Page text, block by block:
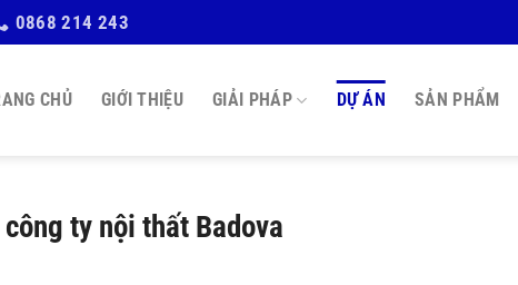
0868 214 243
CHỦ GIỚI THIỆU GIẢI PHÁP DỰ ÁN SẢN PHẨM
ty nội thất Badova